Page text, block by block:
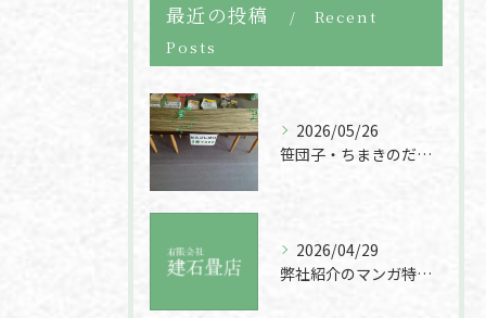
最近の投稿
Recent
Posts
2026/05/26
笹団子・ちまきのだんごしばり400円販売
2026/04/29
弊社紹介のマンガ特集をチェック